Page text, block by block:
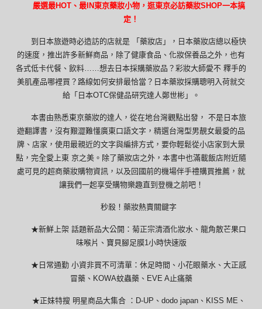
嚴選最HOT、最IN東京藥妝小物，逛東京必訪藥妝SHOP一本搞
定！
到日本旅遊時必造訪的店就是 「藥妝店」，日本藥妝店總以極快
的速度，推出許多新鮮商品，除了健康食品、化妝保養品之外，也有
各式低卡代餐、飲料……想去日本採購藥妝品？彩妝大師愛不 釋手的
美肌產品哪裡買？路線如何安排最恰當？日本藥妝採購聰明入荷就交
給「日本OTC保健品研究達人鄭世彬」。
本書由熟悉東京藥妝的達人，從在地台灣觀點出發， 不是日本旅
遊翻譯書，沒有艱澀難懂廣東口語文字，精選台灣型男靚女最愛的品
牌、店家，使用最親近的文字與編排方式，要你輕鬆從小店家到大景
點，完全愛上東 京之美。除了藥妝店之外，本書中也滿載飯店附近隨
處可見的超商藥妝購物資訊，以及回國前的機場伴手禮購買推薦，就
讓我們一起享受購物樂趣直到登機之前吧！
秒殺！藥妝熱賣關鍵字
★新鮮上架 話題新品大公開：菊正宗清酒化妝水、龍角散芒果口
味喉片、寶貝腳足膜1小時快速版
★日常通勤 小資非買不可清單：休足時間、小花眼藥水、大正感
冒藥、KOWA蚊蟲藥、EVE A止痛藥
★正妹特搜 明星商品大集合 ：D-UP、dodo japan、KISS ME、